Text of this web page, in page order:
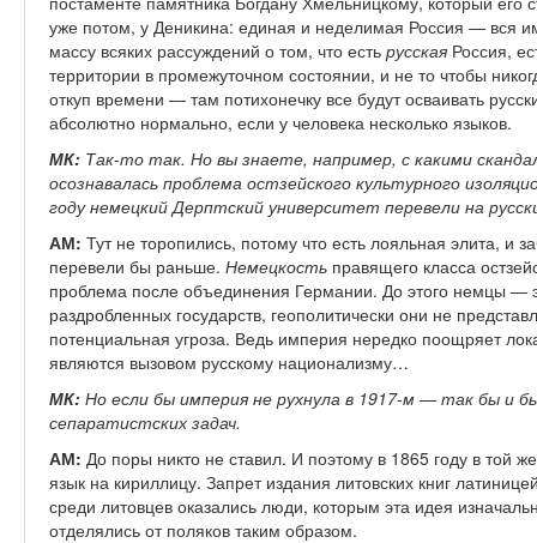
уже потом, у Деникина: единая и неделимая Россия — вся
массу всяких рассуждений о том, что есть русская Россия,
территории в промежуточном состоянии, и не то чтобы
откуп времени — там потихонечку все будут осваивать
абсолютно нормально, если у человека несколько языков.
МК: Так-то так. Но вы знаете, например, с какими
осознавалась проблема остзейского культурного
году немецкий Дерптский университет перевели на
АМ: Тут не торопились, потому что есть лояльная элита, и
перевели бы раньше. Немецкость правящего класса
проблема после объединения Германии. До этого немцы —
раздробленных государств, геополитически они не
потенциальная угроза. Ведь империя нередко поощряет
являются вызовом русскому национализму…
МК: Но если бы империя не рухнула в 1917-м — так бы и
сепаратистских задач.
АМ: До поры никто не ставил. И поэтому в 1865 году в той
язык на кириллицу. Запрет издания литовских книг
среди литовцев оказались люди, которым эта идея
отделялись от поляков таким образом.